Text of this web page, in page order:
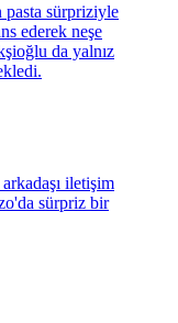
pasta sürpriziyle
ederek neşe
da yalnız
iletişim
sürpriz bir